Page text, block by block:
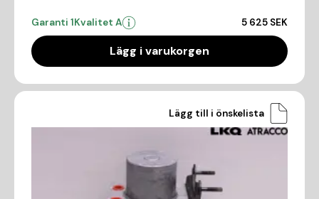
Garanti 1Kvalitet A 5 625 SEK
Lägg i varukorgen
Lägg till i önskelista